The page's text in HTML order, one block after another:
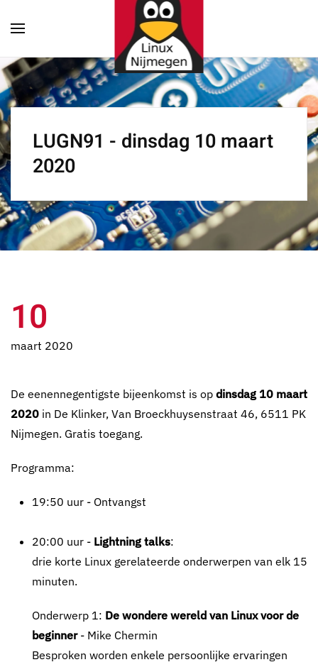
Terug naar hoofdinhoud
LUGN91 - dinsdag 10 maart
2020
10
maart 2020
De eenennegentigste bijeenkomst is op dinsdag 10 maart
2020 in De Klinker, Van Broeckhuysenstraat 46, 6511 PK
Nijmegen. Gratis toegang.
Programma:
19:50 uur - Ontvangst
20:00 uur - Lightning talks:
drie korte Linux gerelateerde onderwerpen van elk 15
minuten.
Onderwerp 1: De wondere wereld van Linux voor de
beginner- Mike Chermin
Besproken worden enkele persoonlijke ervaringen